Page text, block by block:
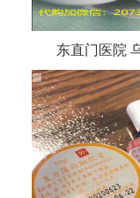
东直门医院